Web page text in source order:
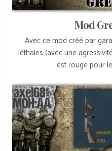
Mod
Avec ce mod créé par
léthales (avec une
est rouge pour